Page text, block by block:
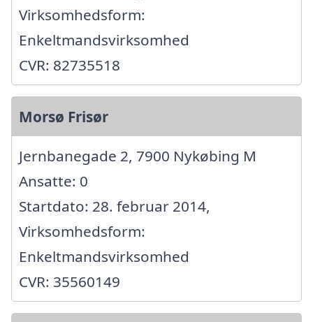
Virksomhedsform:
Enkeltmandsvirksomhed
CVR: 82735518
Morsø Frisør
Jernbanegade 2, 7900 Nykøbing M
Ansatte: 0
Startdato: 28. februar 2014,
Virksomhedsform:
Enkeltmandsvirksomhed
CVR: 35560149